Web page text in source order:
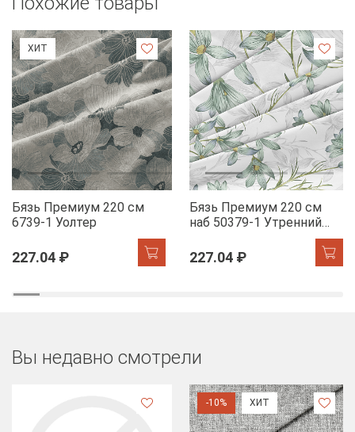
ХИТ
Бязь Премиум 220 см
6739-1 Уолтер
227.04 ₽
Бязь Премиум 220 см
наб 50379-1 Утренний
227.04 ₽
Вы недавно смотрели
-10% ХИТ